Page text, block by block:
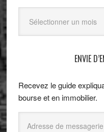
ENVIE
Recevez le guide
bourse et en immobilier.